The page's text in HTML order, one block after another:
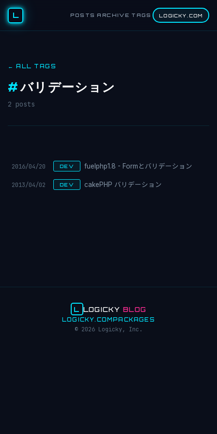
L POSTS ARCHIVE TAGS LOGICKY.COM
← ALL TAGS
#バリデーション
2 posts
2016/04/20 DEV fuelphp1.8 - Formとバリデーション
2013/04/02 DEV cakePHP バリデーション
L LOGICKYBLOG
LOGICKY.COM PACKAGES
© 2026 Logicky, Inc.